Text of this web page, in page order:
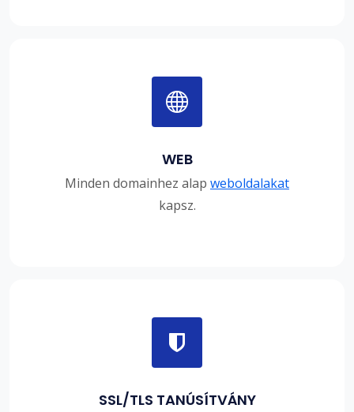
WEB
Minden domainhez alap weboldalakat
kapsz.
SSL/TLS TANÚSÍTVÁNY